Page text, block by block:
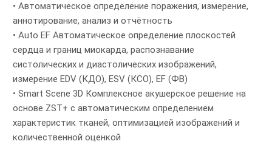
• Автоматическое определение поражения, измерение,
аннотирование, анализ и отчётность
• Auto EF Автоматическое определение плоскостей
сердца и границ миокарда, распознавание
систолических и диастолических изображений,
измерение EDV (КДО), ESV (КСО), EF (ФВ)
• Smart Scene 3D Комплексное акушерское решение на
основе ZST+ с автоматическим определением
характеристик тканей, оптимизацией изображений и
количественной оценкой